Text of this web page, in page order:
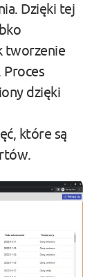
Dzięki tej
tworzenie
dzięki
które są